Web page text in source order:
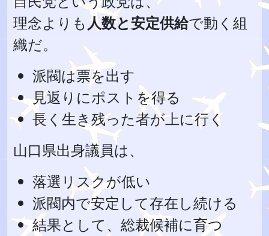
理念よりも 人数と安定供給で動く組
織だ。
派閥は票を出す
見返りにポストを得る
長く生き残った者が上に行く
山口県出身議員は、
落選リスクが低い
派閥内で安定して存在し続ける
結果として、総裁候補に育つ